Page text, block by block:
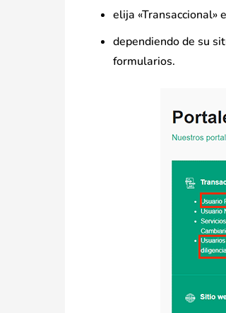
elija «Transaccional»
dependiendo de su
formularios.